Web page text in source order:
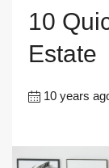
10
Estate
10 years